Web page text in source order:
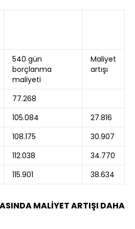
540 gün
borçlanma
maliyeti
Maliyet
artışı
77.268
105.084
27.816
108.175
30.907
112.038
34.770
115.901 38.634
MALİYET ARTIŞI DAHA